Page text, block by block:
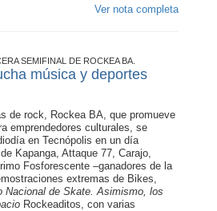
Ver nota completa
SEMIFINAL DE ROCKEA BA.
música y deportes
de rock, Rockea BA, que promueve
emprendedores culturales, se
en Tecnópolis en un día
Kapanga, Attaque 77, Carajo,
Fosforescente –ganadores de la
extremas de Bikes,
Nacional de Skate. Asimismo, los
Rockeaditos, con varias